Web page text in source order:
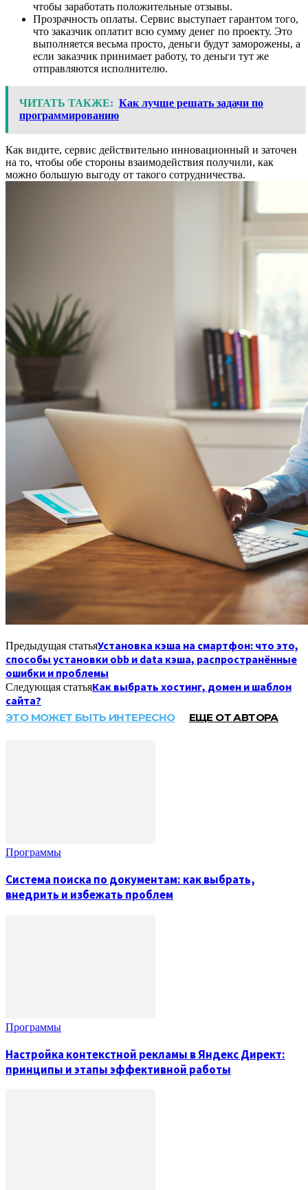
чтобы заработать положительные отзывы.
Прозрачность оплаты. Сервис выступает гарантом того,
что заказчик оплатит всю сумму денег по проекту. Это
выполняется весьма просто, деньги будут заморожены, а
если заказчик принимает работу, то деньги тут же
отправляются исполнителю.
ЧИТАТЬ ТАКЖЕ: Как лучше решать задачи по
программированию
Как видите, сервис действительно инновационный и заточен
на то, чтобы обе стороны взаимодействия получили, как
можно большую выгоду от такого сотрудничества.
Предыдущая статьяУстановка кэша на смартфон: что это,
способы установки obb и data кэша, распространённые
ошибки и проблемы
Следующая статьяКак выбрать хостинг, домен и шаблон
сайта?
ЭТО МОЖЕТ БЫТЬ ИНТЕРЕСНО ЕЩЕ ОТ АВТОРА
Программы
Система поиска по документам: как выбрать,
внедрить и избежать проблем
Программы
Настройка контекстной рекламы в Яндекс Директ:
принципы и этапы эффективной работы